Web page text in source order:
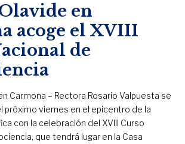
en
acoge el XVIII
de
Carmona – Rectora Rosario Valpuesta se
próximo viernes en el epicentro de la
con la celebración del XVIII Curso
que tendrá lugar en la Casa